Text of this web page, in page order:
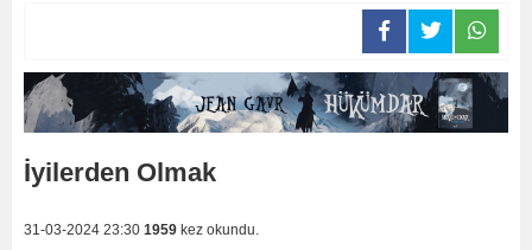
İyilerden Olmak
31-03-2024 23:30 1959 kez okundu.